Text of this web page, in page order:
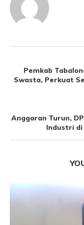
Pemkab
Swasta, Perkuat
Anggaran Turun,
Industri di